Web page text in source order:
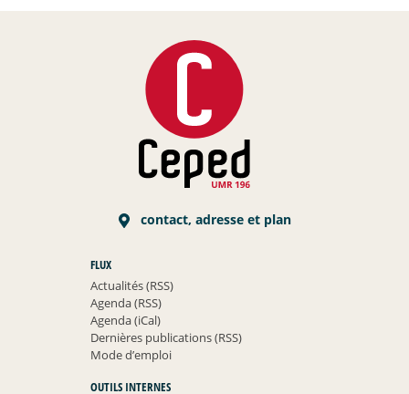
contact, adresse et plan
FLUX
Actualités (RSS)
Agenda (RSS)
Agenda (iCal)
Dernières publications (RSS)
Mode d’emploi
OUTILS INTERNES